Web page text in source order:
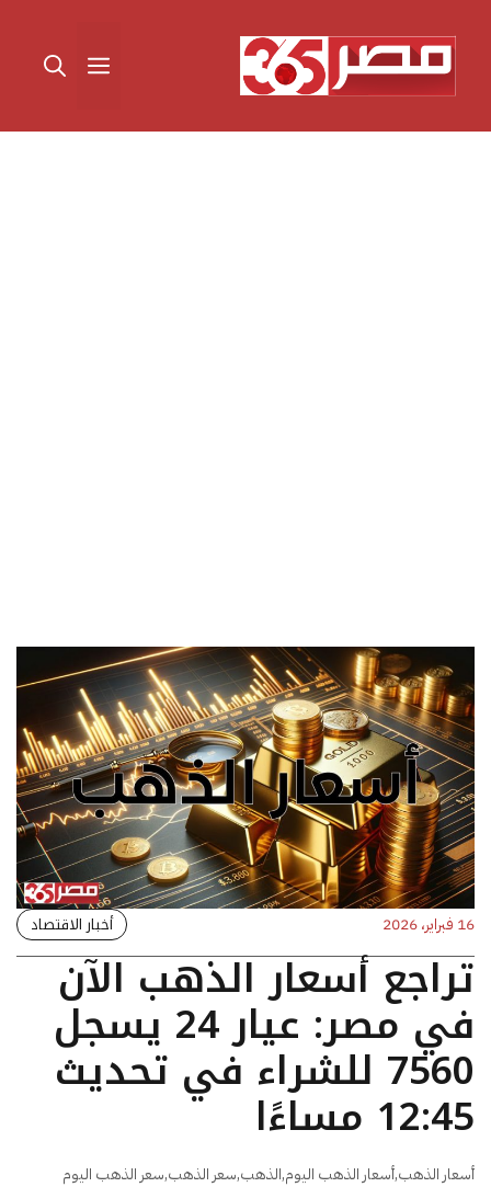
المحتوى القائمة
16 فبراير، 2026 أخبار الاقتصاد
تراجع أسعار الذهب الآن
في مصر: عيار 24 يسجل
7560 للشراء في تحديث
12:45 مساءًا
أسعار الذهب,أسعار الذهب اليوم,الذهب,سعر الذهب,سعر الذهب اليوم